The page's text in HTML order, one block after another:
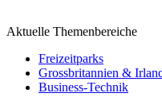
Aktuelle Themenbereiche
Freizeitparks
Grossbritannien &
Business-Technik